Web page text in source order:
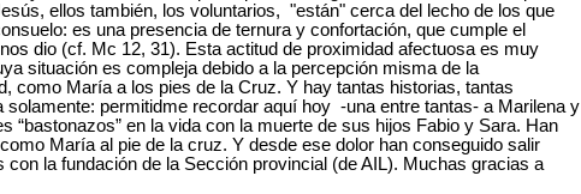
ellos también, los voluntarios, "están" cerca del lecho de los que
es una presencia de ternura y confortación, que cumple el
dio (cf. Mc 12, 31). Esta actitud de proximidad afectuosa es muy
situación es compleja debido a la percepción misma de la
como María a los pies de la Cruz. Y hay tantas historias, tantas
permitidme recordar aquí hoy -una entre tantas- a Marilena y
“bastonazos” en la vida con la muerte de sus hijos Fabio y Sara. Han
María al pie de la cruz. Y desde ese dolor han conseguido salir
con la fundación de la Sección provincial (de AIL). Muchas gracias a